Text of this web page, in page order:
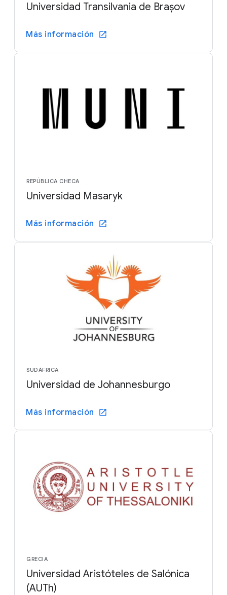
Universidad Transilvania de Brașov
Más información
REPÚBLICA CHECA
Universidad Masaryk
Más información
SUDÁFRICA
Universidad de Johannesburgo
Más información
GRECIA
Universidad Aristóteles de Salónica
(AUTh)